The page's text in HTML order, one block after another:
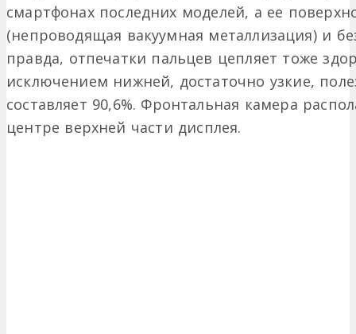
смартфонах последних моделей, а ее
(непроводящая вакуумная металлизация) и
правда, отпечатки пальцев цепляет тоже
исключением нижней, достаточно узкие,
составляет 90,6%. Фронтальная камера
центре верхней части дисплея.